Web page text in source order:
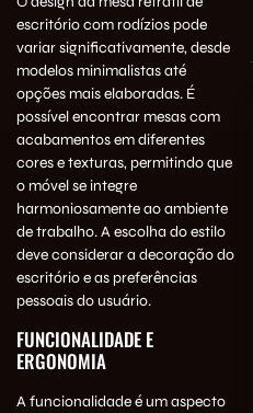
escritório com rodízios pode
variar significativamente, desde
modelos minimalistas até
opções mais elaboradas. É
possível encontrar mesas com
acabamentos em diferentes
cores e texturas, permitindo que
o móvel se integre
harmoniosamente ao ambiente
de trabalho. A escolha do estilo
deve considerar a decoração do
escritório e as preferências
pessoais do usuário.
FUNCIONALIDADE E
ERGONOMIA
A funcionalidade é um aspecto